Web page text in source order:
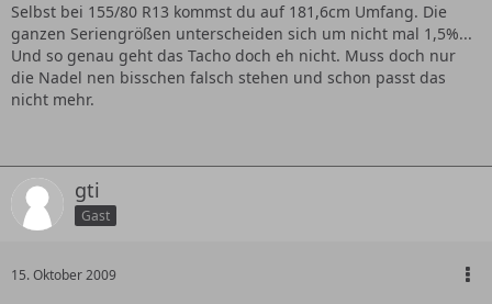
Selbst bei 155/80 R13 kommst du auf 181,6cm Umfang. Die
ganzen Seriengrößen unterscheiden sich um nicht mal 1,5%...
Und so genau geht das Tacho doch eh nicht. Muss doch nur
die Nadel nen bisschen falsch stehen und schon passt das
nicht mehr.
gti
Gast
15. Oktober 2009